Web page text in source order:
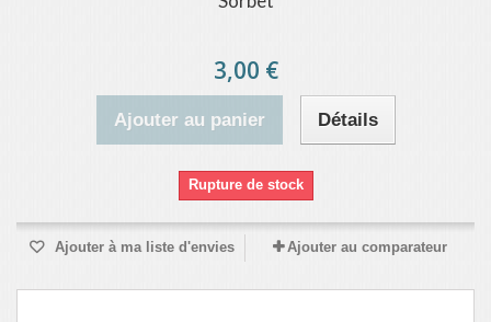
3,00 €
Ajouter au panier Détails
Rupture de stock
Ajouter à ma liste d'envies Ajouter au comparateur